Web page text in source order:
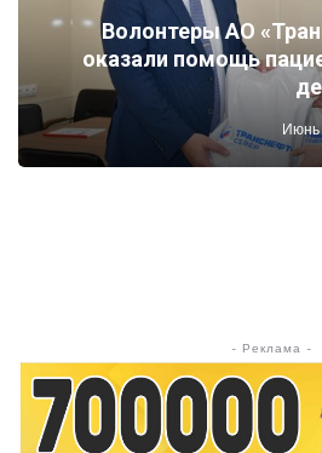
Волонтеры АО
оказали помощь
Июнь
- Реклама -